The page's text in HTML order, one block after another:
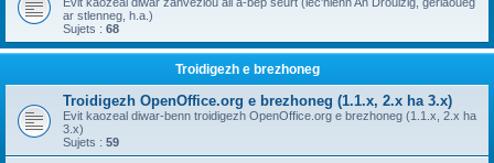
ar stlenneg, h.a.)
Sujets : 68
Troidigezh e brezhoneg
Troidigezh OpenOffice.org e brezhoneg (1.1.x, 2.x ha 3.x)
Evit kaozeal diwar-benn troidigezh OpenOffice.org e brezhoneg (1.1.x, 2.x ha
3.x)
Sujets : 59